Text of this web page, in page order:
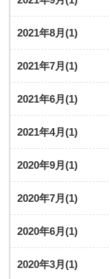
2021年8月(1)
2021年7月(1)
2021年6月(1)
2021年4月(1)
2020年9月(1)
2020年7月(1)
2020年6月(1)
2020年3月(1)